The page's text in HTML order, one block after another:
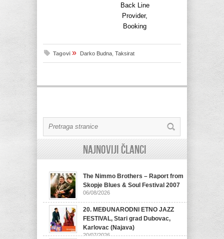
Back Line
Provider,
Booking
Tagovi » Darko Budna Taksirat
Najnoviji članci
The Nimmo Brothers – Raport from
Skopje Blues & Soul Festival 2007
06/08/2026
20. MEĐUNARODNI ETNO JAZZ
FESTIVAL, Stari grad Dubovac,
Karlovac (Najava)
20/07/2026